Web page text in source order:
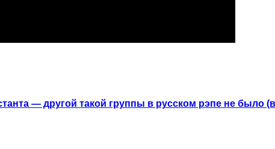
— другой такой группы в русском рэпе не было